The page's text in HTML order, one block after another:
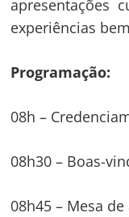
apresentações
experiências
Programação:
08h –
08h30 – Boas-
08h45 – Mesa